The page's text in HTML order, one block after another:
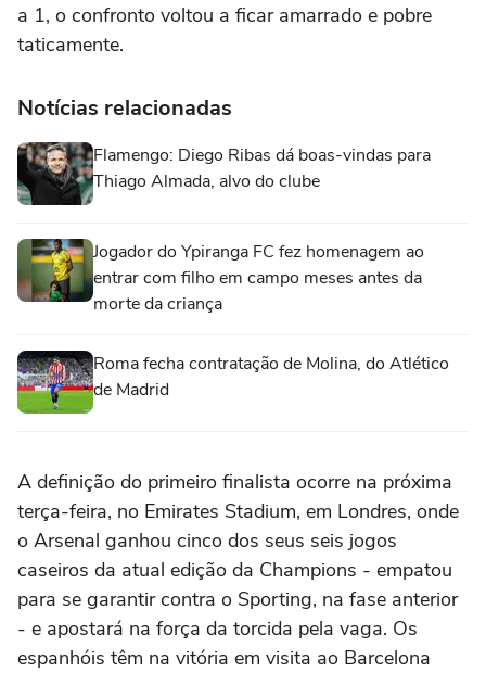
a 1, o confronto voltou a ficar amarrado e pobre
taticamente.
Notícias relacionadas
Flamengo: Diego Ribas dá boas-vindas para
Thiago Almada, alvo do clube
Jogador do Ypiranga FC fez homenagem ao
entrar com filho em campo meses antes da
morte da criança
Roma fecha contratação de Molina, do Atlético
de Madrid
A definição do primeiro finalista ocorre na próxima
terça-feira, no Emirates Stadium, em Londres, onde
o Arsenal ganhou cinco dos seus seis jogos
caseiros da atual edição da Champions - empatou
para se garantir contra o Sporting, na fase anterior
- e apostará na força da torcida pela vaga. Os
espanhóis têm na vitória em visita ao Barcelona